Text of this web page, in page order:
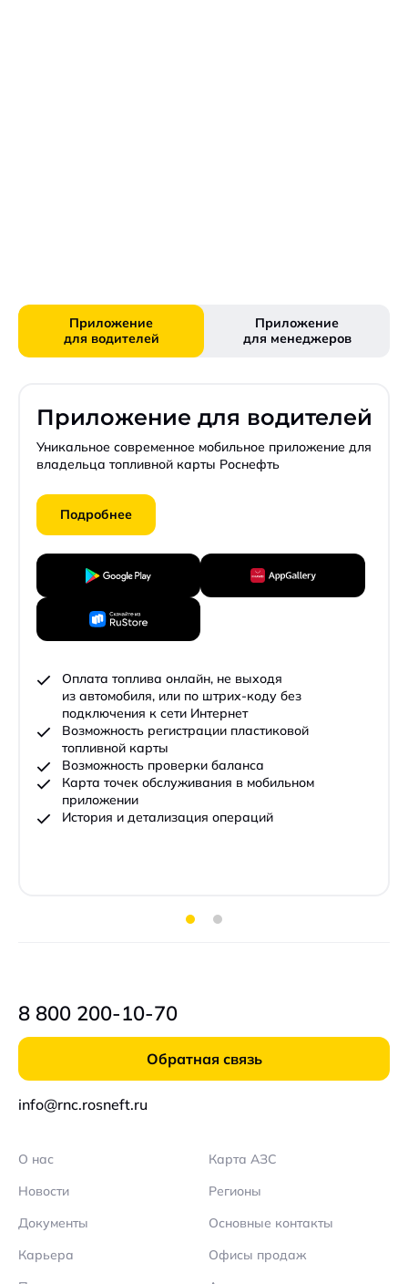
Приложение
для водителей
Приложение
для менеджеров
Приложение для водителей
Уникальное современное мобильное приложение для
владельца топливной карты Роснефть
Подробнее
Оплата топлива онлайн, не выходя
из автомобиля, или по штрих-коду без
подключения к сети Интернет
Возможность регистрации пластиковой
топливной карты
Возможность проверки баланса
Карта точек обслуживания в мобильном
приложении
История и детализация операций
Обратная связь
8 800 200-10-70
info@rnc.rosneft.ru
О нас
Новости
Документы
Карьера
Карта АЗС
Регионы
Основные контакты
Офисы продаж